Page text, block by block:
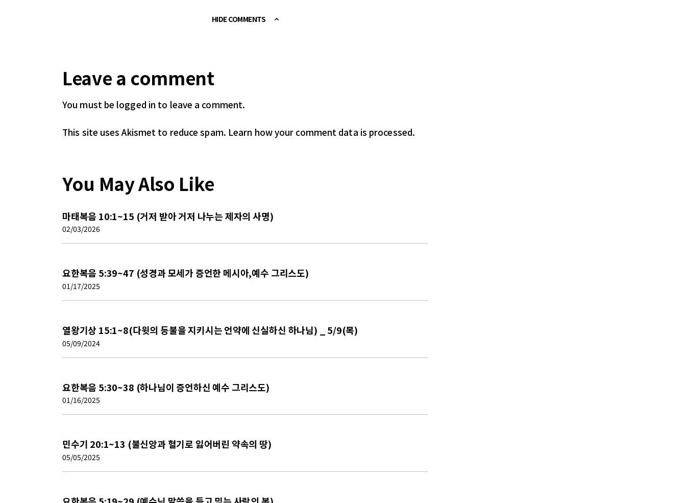
HIDE COMMENTS
Leave a comment
You must be logged in to leave a comment.
This site uses Akismet to reduce spam. Learn how your comment data is processed.
You May Also Like
마태복음 10:1~15 (거저 받아 거저 나누는 제자의 사명)
02/03/2026
요한복음 5:39~47 (성경과 모세가 증언한 메시아,예수 그리스도)
01/17/2025
열왕기상 15:1~8(다윗의 등불을 지키시는 언약에 신실하신 하나님) _ 5/9(목)
05/09/2024
요한복음 5:30~38 (하나님이 증언하신 예수 그리스도)
01/16/2025
민수기 20:1~13 (불신앙과 혈기로 잃어버린 약속의 땅)
05/05/2025